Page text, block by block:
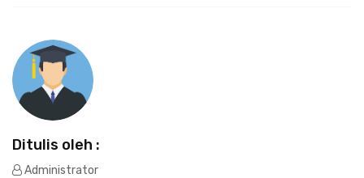
Ditulis oleh :
Administrator